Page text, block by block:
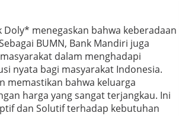
menegaskan bahwa keberadaan
BUMN, Bank Mandiri juga
dalam menghadapi
nyata bagi masyarakat Indonesia.
memastikan bahwa keluarga
harga yang sangat terjangkau. Ini
dan Solutif terhadap kebutuhan